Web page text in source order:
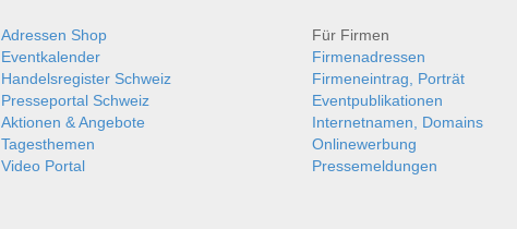
Adressen Shop
Eventkalender
Handelsregister Schweiz
Presseportal Schweiz
Aktionen & Angebote
Tagesthemen
Video Portal
Für Firmen
Firmenadressen
Firmeneintrag, Porträt
Eventpublikationen
Internetnamen, Domains
Onlinewerbung
Pressemeldungen